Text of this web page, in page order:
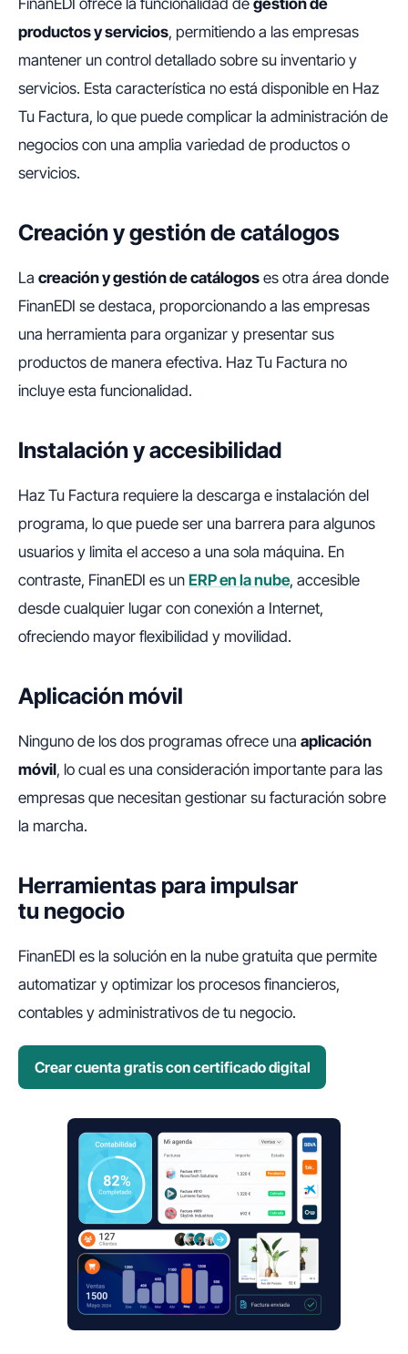
productos y servicios, permitiendo a las empresas
mantener un control detallado sobre su inventario y
servicios. Esta característica no está disponible en Haz
Tu Factura, lo que puede complicar la administración de
negocios con una amplia variedad de productos o
servicios.
Creación y gestión de catálogos
La creación y gestión de catálogos es otra área donde
FinanEDI se destaca, proporcionando a las empresas
una herramienta para organizar y presentar sus
productos de manera efectiva. Haz Tu Factura no
incluye esta funcionalidad.
Instalación y accesibilidad
Haz Tu Factura requiere la descarga e instalación del
programa, lo que puede ser una barrera para algunos
usuarios y limita el acceso a una sola máquina. En
contraste, FinanEDI es un ERP en la nube, accesible
desde cualquier lugar con conexión a Internet,
ofreciendo mayor flexibilidad y movilidad.
Aplicación móvil
Ninguno de los dos programas ofrece una aplicación
móvil, lo cual es una consideración importante para las
empresas que necesitan gestionar su facturación sobre
la marcha.
Herramientas para impulsar
tu negocio
FinanEDI es la solución en la nube gratuita que permite
automatizar y optimizar los procesos financieros,
contables y administrativos de tu negocio.
Crear cuenta gratis con certificado digital